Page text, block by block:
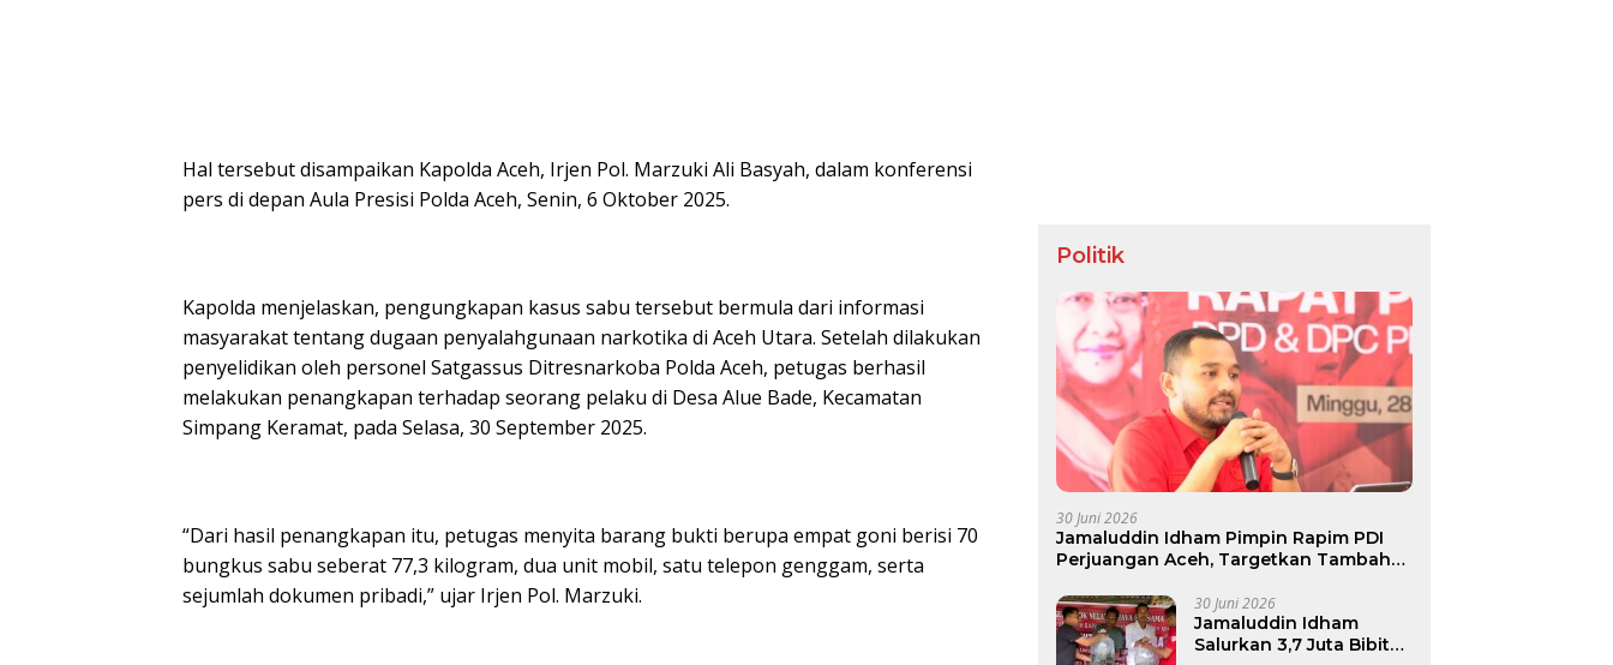
Hal tersebut disampaikan Kapolda Aceh, Irjen Pol. Marzuki Ali Basyah, dalam konferensi
pers di depan Aula Presisi Polda Aceh, Senin, 6 Oktober 2025.
Kapolda menjelaskan, pengungkapan kasus sabu tersebut bermula dari informasi
masyarakat tentang dugaan penyalahgunaan narkotika di Aceh Utara. Setelah dilakukan
penyelidikan oleh personel Satgassus Ditresnarkoba Polda Aceh, petugas berhasil
melakukan penangkapan terhadap seorang pelaku di Desa Alue Bade, Kecamatan
Simpang Keramat, pada Selasa, 30 September 2025.
“Dari hasil penangkapan itu, petugas menyita barang bukti berupa empat goni berisi 70
bungkus sabu seberat 77,3 kilogram, dua unit mobil, satu telepon genggam, serta
sejumlah dokumen pribadi,” ujar Irjen Pol. Marzuki.
Politik
30 Juni 2026
Jamaluddin Idham Pimpin Rapim PDI
Perjuangan Aceh, Targetkan Tambah
30 Juni 2026
Jamaluddin Idham
Salurkan 3,7 Juta Bibit